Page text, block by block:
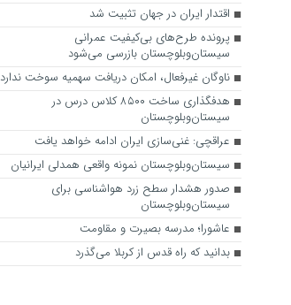
اقتدار ایران در جهان تثبیت شد
پرونده طرح‌های بی‌کیفیت عمرانی
سیستان‌وبلوچستان بازرسی می‌شود
ناوگان غیرفعال، امکان دریافت سهمیه سوخت ندارد
هدفگذاری ساخت ۸۵۰۰ کلاس درس در
سیستان‌وبلوچستان
عراقچی: غنی‌سازی ایران ادامه خواهد یافت
سیستان‌وبلوچستان نمونه واقعی همدلی ایرانیان
صدور هشدار سطح زرد هواشناسی برای
سیستان‌وبلوچستان
عاشورا؛ مدرسه بصیرت و مقاومت
بدانید که راه قدس از کربلا می‌گذرد